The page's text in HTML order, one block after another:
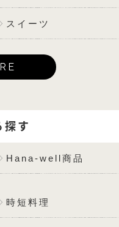
スイーツ
探す
Hana-well商品
時短料理